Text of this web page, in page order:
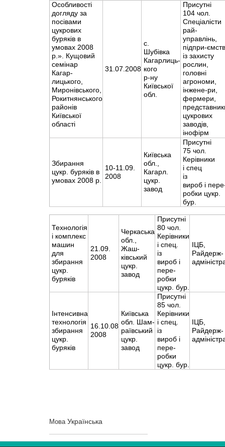
Особливості
догляду за
посівами
цукрових
буряків в
умовах 2008
р.». Кущовий
семінар
Кагар-
лицького,
Миронівського,
Рокитнянського
районів
Київської
області
31.07.2008
с.
Шубівка
Кагарлиць-
кого
р-ну
Київської
обл.
Присутні
104 чол.
Спеціалісти
рай-
управлінь,
підпри-
із захисту
рослин,
головні
агрономи,
інжене-ри,
фермери,
цукрових
заводів,
інофірм
Збирання
цукр. буряків в
умовах 2008 р.
10-11.09.
2008
Київська
обл.,
Кагарл.
цукр.
завод
Присутні
75 чол.
Керівники
і спец
із
вироб і
робки цукр.
бур.
Технологія
і комплекс
машин
для
збирання
цукр.
буряків
21.09.
2008
Черкаська
обл.,
Жаш-
ківський
цукр.
завод
Присутні
80 чол.
Керівники
і спец.
із
вироб і
пере-
робки
цукр. бур.
ІЦБ,
Райдерж-
Інтенсивна
технологія
збирання
цукр.
буряків
16.10.08
2008
Київська
обл. Шам-
раївський
цукр.
завод
Присутні
85 чол.
Керівники
і спец.
із
вироб і
пере-
робки
цукр. бур.
ІЦБ,
Райдерж-
МоваУкраїнська